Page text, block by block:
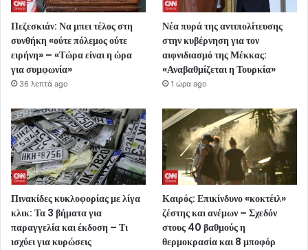
Πεζεσκιάν: Να μπει τέλος στη
συνθήκη «ούτε πόλεμος ούτε
ειρήνη» – «Τώρα είναι η ώρα
για συμφωνία»
36 λεπτά ago
Νέα πυρά της αντιπολίτευσης
στην κυβέρνηση για τον
αιφνιδιασμό της Μέκκας:
«Αναβαθμίζεται η Τουρκία»
1 ώρα ago
Πινακίδες κυκλοφορίας με λίγα
κλικ: Τα 3 βήματα για
παραγγελία και έκδοση – Τι
ισχύει για κυρώσεις
Καιρός: Επικίνδυνο «κοκτέιλ»
ζέστης και ανέμων – Σχεδόν
στους 40 βαθμούς η
θερμοκρασία και 8 μποφόρ